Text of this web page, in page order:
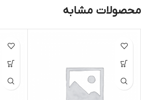
محصولات مشابه